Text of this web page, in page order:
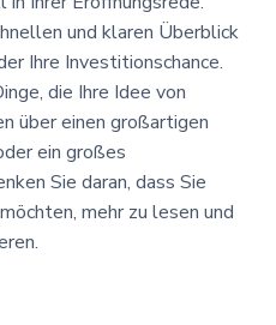
und klaren Überblick
Ihre Investitionschance.
die Ihre Idee von
über einen großartigen
ein großes
Sie daran, dass Sie
mehr zu lesen und